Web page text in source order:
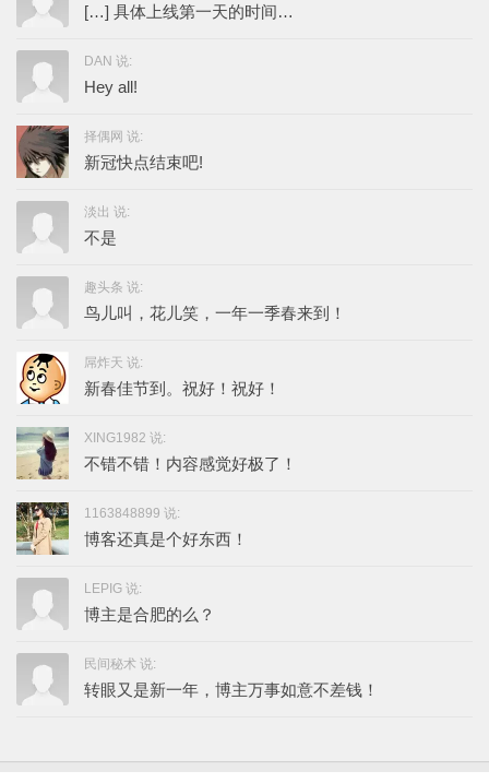
[…] 具体上线第一天的时间…
DAN 说:
Hey all!
择偶网 说:
新冠快点结束吧!
淡出 说:
不是
趣头条 说:
鸟儿叫，花儿笑，一年一季春来到！
屌炸天 说:
新春佳节到。祝好！祝好！
XING1982 说:
不错不错！内容感觉好极了！
1163848899 说:
博客还真是个好东西！
LEPIG 说:
博主是合肥的么？
民间秘术 说:
转眼又是新一年，博主万事如意不差钱！